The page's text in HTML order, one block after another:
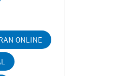
ONLINE